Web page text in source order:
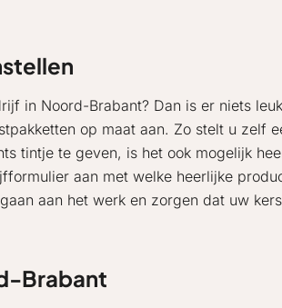
in Noord-Brabant? Dan is er niets
op maat aan. Zo stelt u zelf
tintje te geven, is het ook mogelijk
aan met welke heerlijke
aan het werk en zorgen dat uw
Brabant